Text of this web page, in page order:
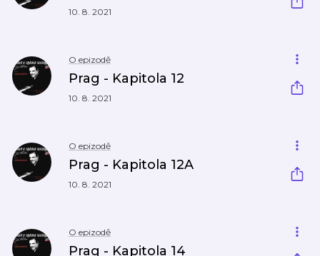
10. 8. 2021
O epizodě
Prag - Kapitola 12
10. 8. 2021
O epizodě
Prag - Kapitola 12A
10. 8. 2021
O epizodě
Prag - Kapitola 14